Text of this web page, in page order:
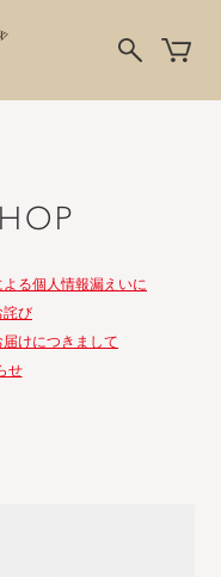
よる個人情報漏えいに
詫び
けにつきまして
せ